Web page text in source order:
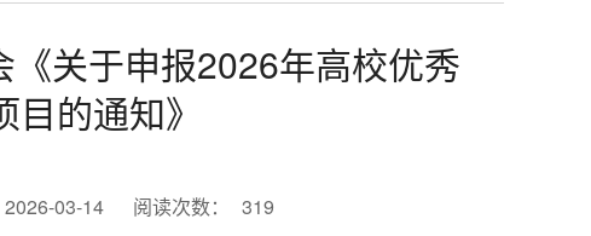
关于申报2026年高校优秀
的通知》
03-14 阅读次数： 319